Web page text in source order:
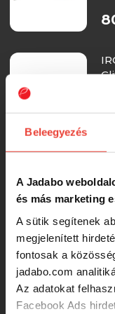
Beleegyezés
A Jadabo
és más marketing
A sütik segítenek
megjelenített
fontosak a
jadabo.com
Az adatokat
Facebook Ads